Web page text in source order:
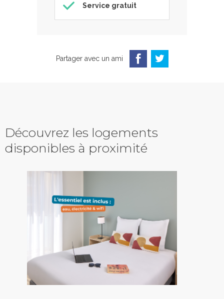
Service gratuit
Partager avec un ami
Découvrez les logements
disponibles à proximité